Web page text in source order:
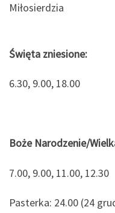
Miłosierdzia
Święta zniesione:
6.30, 9.00, 18.00
Boże Narodzenie/
7.00, 9.00, 11.00, 12.30
Pasterka: 24.00 (24